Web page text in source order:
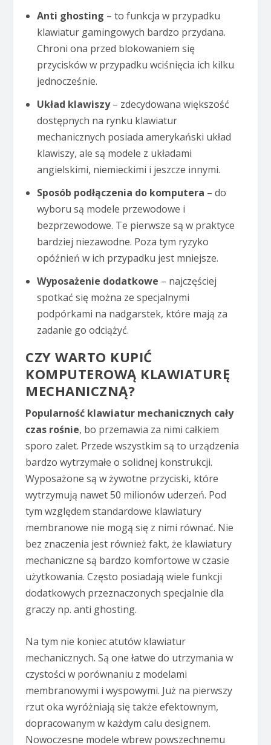
Anti ghosting – to funkcja w przypadku
klawiatur gamingowych bardzo przydana.
Chroni ona przed blokowaniem się
przycisków w przypadku wciśnięcia ich kilku
jednocześnie.
Układ klawiszy– zdecydowana większość
dostępnych na rynku klawiatur
mechanicznych posiada amerykański układ
klawiszy, ale są modele z układami
angielskimi, niemieckimi i jeszcze innymi.
Sposób podłączenia do komputera – do
wyboru są modele przewodowe i
bezprzewodowe. Te pierwsze są w praktyce
bardziej niezawodne. Poza tym ryzyko
opóźnień w ich przypadku jest mniejsze.
Wyposażenie dodatkowe – najczęściej
spotkać się można ze specjalnymi
podpórkami na nadgarstek, które mają za
zadanie go odciążyć.
CZY WARTO KUPIĆ
KOMPUTEROWĄ KLAWIATURĘ
MECHANICZNĄ?
Popularność klawiatur mechanicznych cały
czas rośnie, bo przemawia za nimi całkiem
sporo zalet. Przede wszystkim są to urządzenia
bardzo wytrzymałe o solidnej konstrukcji.
Wyposażone są w żywotne przyciski, które
wytrzymują nawet 50 milionów uderzeń. Pod
tym względem standardowe klawiatury
membranowe nie mogą się z nimi równać. Nie
bez znaczenia jest również fakt, że klawiatury
mechaniczne są bardzo komfortowe w czasie
użytkowania. Często posiadają wiele funkcji
dodatkowych przeznaczonych specjalnie dla
graczy np. anti ghosting.
Na tym nie koniec atutów klawiatur
mechanicznych. Są one łatwe do utrzymania w
czystości w porównaniu z modelami
membranowymi i wyspowymi. Już na pierwszy
rzut oka wyróżniają się także efektownym,
dopracowanym w każdym calu designem.
Nowoczesne modele wbrew powszechnemu